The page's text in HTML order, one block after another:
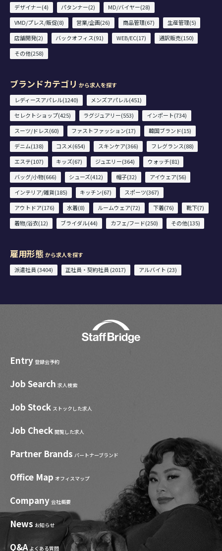
デザイナー(4)
パタンナー(2)
MD/バイヤー(28)
VMD/プレス/販促(8)
営業/企画(26) 商品管理(67)
生産管理(5)
店舗開発(2)
バックオフィス(91) WEB/EC(17)
通訳販売(150)
その他(258)
ブランドカテゴリ から求人を探す
レディースアパレル(1240)
メンズアパレル(451)
セレクトショップ(425)
ラグジュアリー(553)
インポート(734)
スーツ/ドレス(60)
ファストファッション(17)
韓国ブランド(15)
デニム(138)
コスメ(654) スキンケア(366)
フレグランス(88)
エステ(107)
キッズ(67) ジュエリー(364)
ウォッチ(81)
バッグ/小物(666)
シューズ(412) 帽子(32)
アイウェア(56)
インテリア/雑貨(185)
キッチン(67)
スポーツ(367)
アウトドア(176)
水着(8) ルームウェア(72) 下着(76)
靴下(7)
着物/浴衣(12)
ブライダル(44) カフェ/フード(250) その他(135)
雇用形態 から求人を探す
派遣社員 (3404)
正社員・契約社員 (2017) アルバイト (23)
Entry 登録会予約
Job Search 求人検索
Job Stock ストックした求人
Job Check 閲覧した求人
Partner Brands パートナーブランド
Office Map オフィスマップ
Company 会社概要
News お知らせ
Q&A よくある質問